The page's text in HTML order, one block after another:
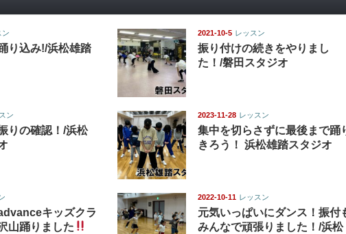
ン
り込み!/浜松雄踏
2021-10-5 レッスン
振り付けの続きをやりまし
た！/磐田スタジオ
ン
りの確認！/浜松
2023-11-28 レッスン
集中を切らさずに最後まで踊
きろう！ 浜松雄踏スタジオ
キッズクラ
山踊りました
2022-10-11 レッスン
元気いっぱいにダンス！振付
みんなで頑張りました！/浜松